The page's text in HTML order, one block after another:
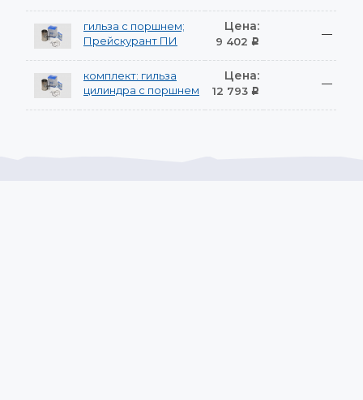
гильза с поршнем;
Прейскурант ПИ
Цена:
9 402 Р
—
комплект: гильза
цилиндра с поршнем
Цена:
12 793 Р
—